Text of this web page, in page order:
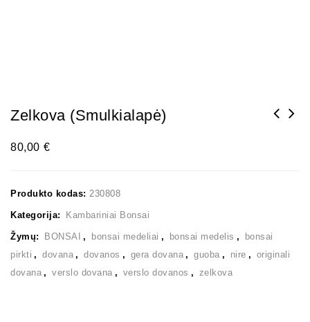
Zelkova (smulkialapė)
80,00 €
Produkto kodas: 230808
Kategorija: Kambariniai Bonsai
Žymų: BONSAI , bonsai medeliai , bonsai medelis ,
bonsai
pirkti , dovana , dovanos , gera dovana , guoba , nire , originali
dovana , verslo dovana , verslo dovanos , zelkova